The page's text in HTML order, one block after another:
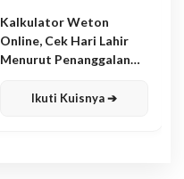
Kalkulator Weton
Online, Cek Hari Lahir
Menurut Penanggalan
Ikuti Kuisnya ➔